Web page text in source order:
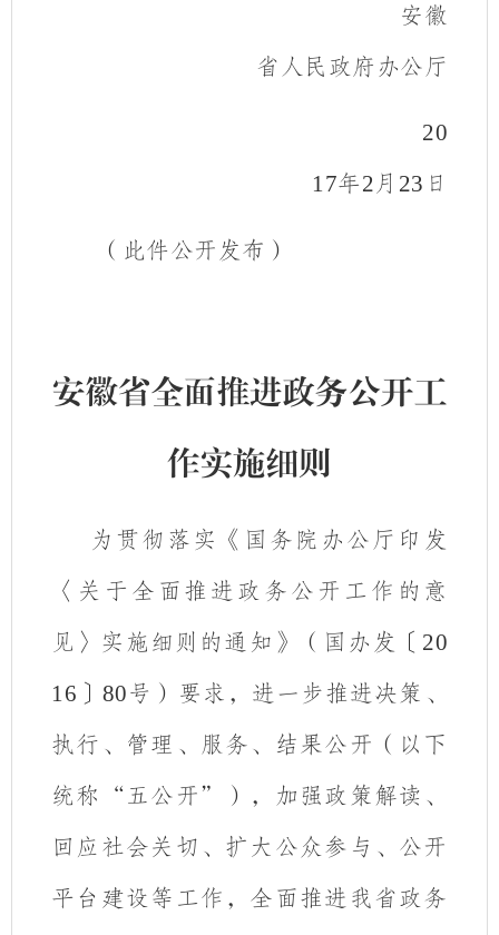
安徽
省人民政府办公厅
20
17年2 月 23 日
（此件公开发布）
安徽省全面推进政务公开工
作实施细则
为贯彻落实《国务院办公厅印发
〈关于全面推进政务公开工作的意
见〉实施细则的通知》（国办发〔 20
16 〕 80号）要求，进一步推进决策、
执行、管理、服务、结果公开（以下
统称“五公开”），加强政策解读、
回应社会关切、扩大公众参与、公开
平台建设等工作，全面推进我省政务